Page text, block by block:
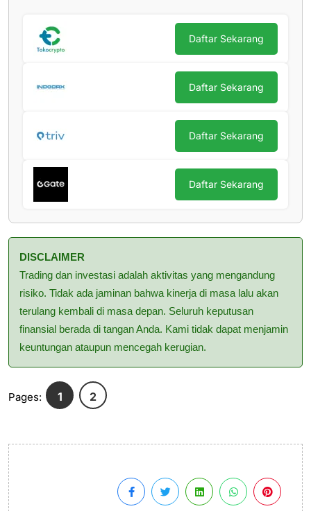
Daftar Sekarang
Daftar Sekarang
Daftar Sekarang
Daftar Sekarang
DISCLAIMER
Trading dan investasi adalah aktivitas yang mengandung
risiko. Tidak ada jaminan bahwa kinerja di masa lalu akan
terulang kembali di masa depan. Seluruh keputusan
finansial berada di tangan Anda. Kami tidak dapat menjamin
keuntungan ataupun mencegah kerugian.
Pages: 1 2